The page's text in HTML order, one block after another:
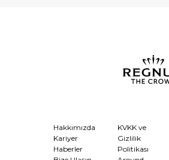
Hakkımızda
Kariyer
Haberler
KVKK ve
Gizlilik
Politikası